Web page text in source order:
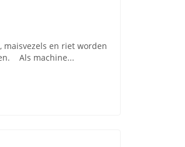
en riet worden
Als machine...